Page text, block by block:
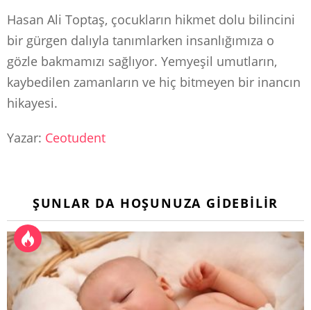
Hasan Ali Toptaş, çocukların hikmet dolu bilincini
bir gürgen dalıyla tanımlarken insanlığımıza o
gözle bakmamızı sağlıyor. Yemyeşil umutların,
kaybedilen zamanların ve hiç bitmeyen bir inancın
hikayesi.
Yazar: Ceotudent
ŞUNLAR DA HOŞUNUZA GIDEBILIR